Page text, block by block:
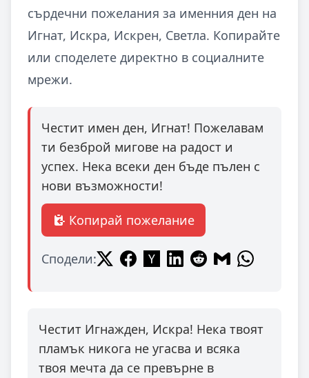
сърдечни пожелания за именния ден на
Игнат, Искра, Искрен, Светла. Копирайте
или споделете директно в социалните
мрежи.
Честит имен ден, Игнат! Пожелавам
ти безброй мигове на радост и
успех. Нека всеки ден бъде пълен с
нови възможности!
Копирай пожелание
Сподели:
Честит Игнажден, Искра! Нека твоят
пламък никога не угасва и всяка
твоя мечта да се превърне в